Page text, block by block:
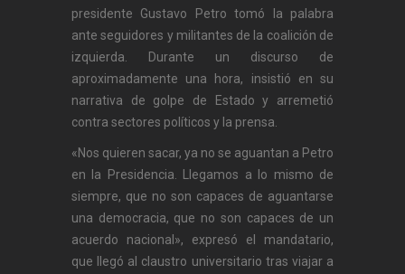
presidente Gustavo Petro tomó la palabra
ante seguidores y militantes de la coalición de
izquierda. Durante un discurso de
aproximadamente una hora, insistió en su
narrativa de golpe de Estado y arremetió
contra sectores políticos y la prensa.
«Nos quieren sacar, ya no se aguantan a Petro
en la Presidencia. Llegamos a lo mismo de
siempre, que no son capaces de aguantarse
una democracia, que no son capaces de un
acuerdo nacional», expresó el mandatario,
que llegó al claustro universitario tras viajar a